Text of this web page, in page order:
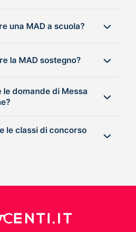
Chi può inviare una MAD a scuola?
la MAD sostegno?
le domande di Messa
di concorso